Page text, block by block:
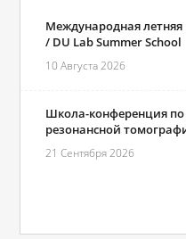
Международная
/ DU Lab Summer School
10 Августа 2026
Школа-конференция
резонансной
21 Сентября 2026